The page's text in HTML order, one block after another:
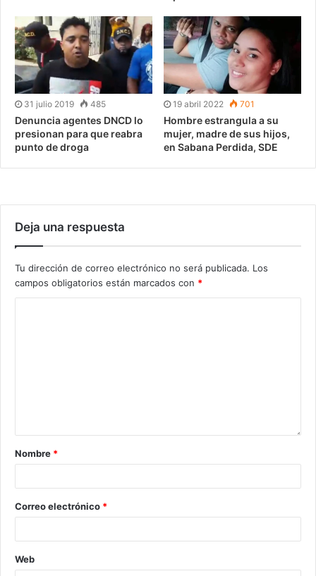
31 julio 2019 485
Denuncia agentes DNCD lo
presionan para que reabra
punto de droga
19 abril 2022 701
Hombre estrangula a su
mujer, madre de sus hijos,
en Sabana Perdida, SDE
Deja una respuesta
Tu dirección de correo electrónico no será publicada. Los
campos obligatorios están marcados con *
Nombre *
Correo electrónico *
Web